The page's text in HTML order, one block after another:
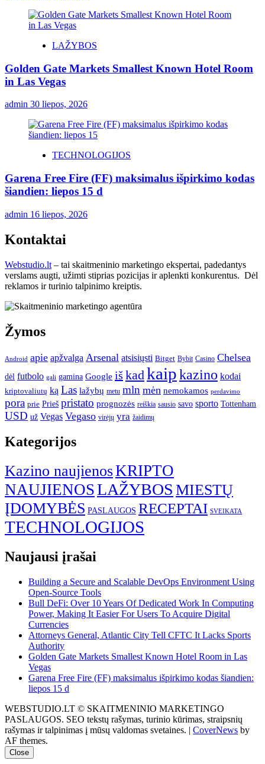
LAŽYBOS
Golden Gate Markets Smallest Known Hotel Room
in Las Vegas
admin 30 liepos, 2026
TECHNOLOGIJOS
Garena Free Fire (FF) maksimalus išpirkimo kodas
šiandien: liepos 15 d
admin 16 liepos, 2026
Kontaktai
Webstudio.lt – tai skaitmeninio marketingo ekspertai, padedantys
verslams augti, užimti stiprias pozicijas ir aplenkti konkurentus. Dėl
reklamos ir turinio talpinimo kreiptis.
Žymos
Android apie apžvalga Arsenal atsisiųsti Bitget Bybit Casino Chelsea
dėl futbolo gali gamina Google iškad kaipkazino kodai
kriptovaliutų ką Las lažybų metu mln mėn nemokamos perdavimo
pora prie Prieš pristato prognozės reiškia sausio savo sporto Tottenham
USD už Vegas Vegaso virėjų yra žaidimų
Kategorijos
Kazino naujienosKRIPTO
NAUJIENOSLAŽYBOS MIESTŲ
ĮDOMYBĖS PASLAUGOS RECEPTAI SVEIKATA
TECHNOLOGIJOS
Naujausi įrašai
Building a Secure and Scalable DevOps Environment Using
Open-Source Tools
Bull DeFi: Over 10 Years Of Dedicated Work In Computing
Power, Making It Easier For Users To Acquire Digital
Currencies
Attorneys General, Atlantic City Tell CFTC It Lacks Sports
Authority
Golden Gate Markets Smallest Known Hotel Room in Las
Vegas
Garena Free Fire (FF) maksimalus išpirkimo kodas šiandien:
liepos 15 d
WEBSTUDIO.LT © SKAITMENINIO MARKETINGO
PASLAUGOS. SEO tekstų rašymas, turinio kūrimas, straipsnių
rašymas ir talpinimas į mūsų valdomas svetaines. | CoverNews by
AF themes.
Close